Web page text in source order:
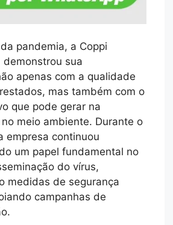
pandemia, a Coppi
demonstrou sua
apenas com a qualidade
mas também com o
que pode gerar na
meio ambiente. Durante o
empresa continuou
um papel fundamental no
do vírus,
medidas de segurança
campanhas de